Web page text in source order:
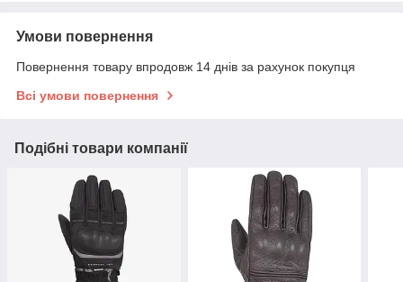
Умови повернення
Повернення товару впродовж 14 днів за рахунок покупця
Всі умови повернення
Подібні товари компанії